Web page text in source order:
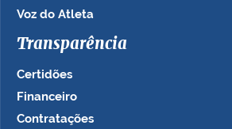
Voz do Atleta
Transparência
Certidões
Financeiro
Contratações